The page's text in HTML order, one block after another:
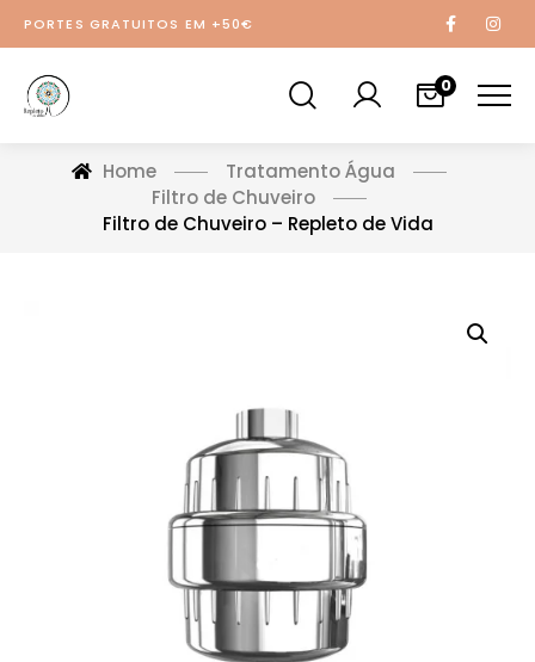
PORTES GRATUITOS EM +50€
0
Home
Tratamento Água
Filtro de Chuveiro
Filtro de Chuveiro – Repleto de Vida